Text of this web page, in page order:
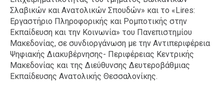
Σλαβικών και Ανατολικών Σπουδών» και το «Lires:
Εργαστήριο Πληροφορικής και Ρομποτικής στην
Εκπαίδευση και την Κοινωνία» του Πανεπιστημίου
Μακεδονίας, σε συνδιοργάνωση με την Αντιπεριφέρεια
Ψηφιακής Διακυβέρνησης- Περιφέρειας Κεντρικής
Μακεδονίας και της Διεύθυνσης Δευτεροβάθμιας
Εκπαίδευσης Ανατολικής Θεσσαλονίκης.